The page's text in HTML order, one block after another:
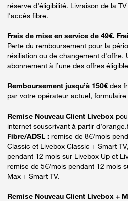
réserve d’éligibilité. Livraison de la
l'accès fibre.
Frais de mise en service de 49€.
Perte du remboursement pour la
résiliation ou de changement d'offre.
abonnement à l’une des offres
Remboursement jusqu’à 150€ des
par votre opérateur actuel, formulaire
Remise Nouveau Client Livebox
internet souscrivant à partir
Fibre/ADSL : remise de 8€/mois
Classic et Livebox Classic + Smart
pendant 12 mois sur Livebox Up et
remise de 5€/mois pendant 12 mois
Max + Smart TV.
Remise Nouveau Client Livebox +